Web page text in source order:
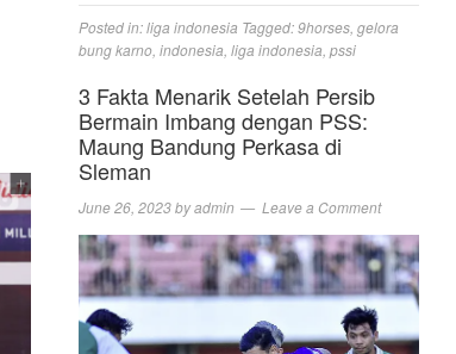
Posted in:liga indonesia Tagged:9horses,gelora
bung karno,indonesia,liga indonesia,pssi
3 Fakta Menarik Setelah Persib
Bermain Imbang dengan PSS:
Maung Bandung Perkasa di
Sleman
June 26, 2023byadmin Leave a Comment